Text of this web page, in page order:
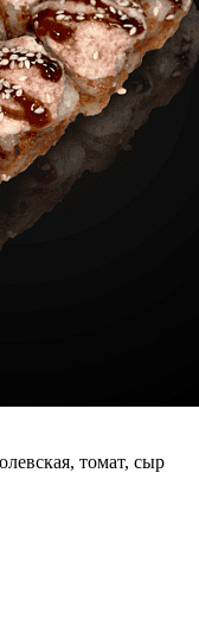
томат, сыр